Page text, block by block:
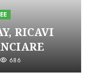
RICAVI
686